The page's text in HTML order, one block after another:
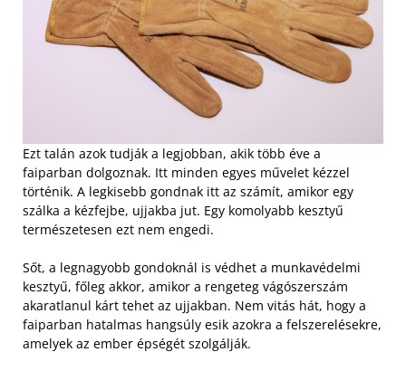
Ezt talán azok tudják a legjobban, akik több éve a
faiparban dolgoznak. Itt minden egyes művelet kézzel
történik. A legkisebb gondnak itt az számít, amikor egy
szálka a kézfejbe, ujjakba jut. Egy komolyabb kesztyű
természetesen ezt nem engedi.
Sőt, a legnagyobb gondoknál is védhet a munkavédelmi
kesztyű, főleg akkor, amikor a rengeteg vágószerszám
akaratlanul kárt tehet az ujjakban. Nem vitás hát, hogy a
faiparban hatalmas hangsúly esik azokra a felszerelésekre,
amelyek az ember épségét szolgálják.